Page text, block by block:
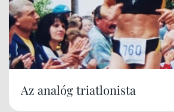
Az analóg triatlonista